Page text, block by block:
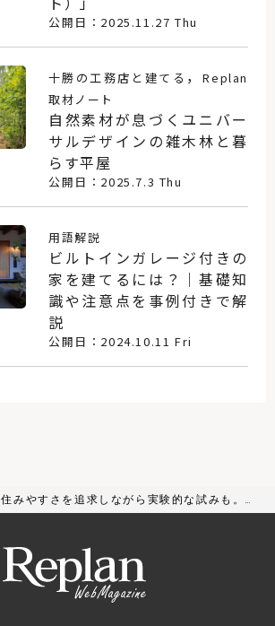
公開日：2025.11.27 Thu
十勝の工務店と建てる ，Replan
取材ノート
自然素材が息づくユニバー
サルデザインの雑木林と暮
らす平屋
公開日：2025.7.3 Thu
用語解説
ビルトインガレージ付きの
家を建てるには？｜基礎知
識や注意点を事例付きで解
説
公開日：2024.10.11 Fri
住みやすさを追求しながら実験的な試みも。個
性あふれる職住一体の家